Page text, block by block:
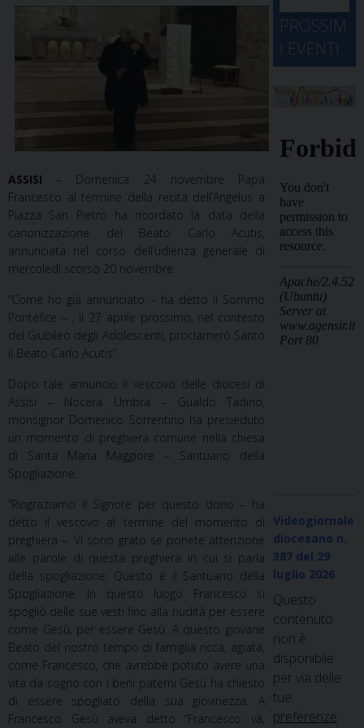
ASSISI – Domenica 24 novembre Papa
Francesco al termine della recita dell’Angelus a
Piazza San Pietro ha ricordato la data della
canonizzazione del Beato Carlo Acutis,
annunciata nel corso dell’udienza generale di
mercoledì scorso 20 novembre.
“Come ho già annunciato – ha detto il Sommo
Pontefice – , il 27 aprile prossimo, nel contesto
del Giubileo degli Adolescenti, proclamerò Santo
il Beato Carlo Acutis”.
Dopo tale annuncio il vescovo delle diocesi di
Assisi – Nocera Umbra – Gualdo Tadino,
monsignor Domenico Sorrentino ha presieduto
un momento di preghiera comune nella chiesa
di Santa Maria Maggiore – Santuario della
Spogliazione.
“Ringraziamo il Signore per questo dono – ha
detto il vescovo al termine del momento di
preghiera –. Vi sono grato se ponete attenzione
alle parole di questa preghiera in cui si parla
della spogliazione. Questo è il Santuario della
Spogliazione. In questo luogo Francesco si
spogliò delle sue vesti fino alla nudità per essere
come Gesù, per essere Gesù. A questo giovane
Beato del nostro tempo di famiglia ricca, agiata,
come Francesco, che avrebbe potuto avere una
vita da sogno con i beni paterni Gesù ha chiesto
di essere spogliato della sua giovinezza. A
Francesco Gesù aveva detto “Francesco và,
2
4
2
5
2
6
2
7
2
8
2
9
3
0
3
1 1 2 3 4 5 6
PROSSIM
I EVENTI
Videogiornale
diocesano n.
387 del 29
luglio 2026
Questo
contenuto
non è
disponibile
per via delle
tue
preferenze